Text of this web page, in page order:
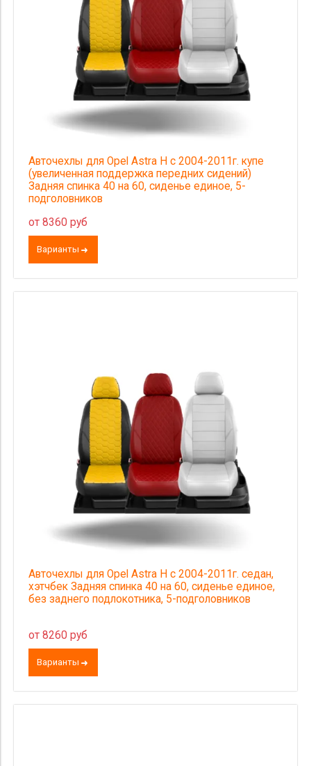
Авточехлы для Opel Astra H с 2004-2011г. купе
(увеличенная поддержка передних сидений)
Задняя спинка 40 на 60, сиденье единое, 5-
подголовников
от 8360 руб
Варианты
Авточехлы для Opel Astra H с 2004-2011г. седан,
хэтчбек Задняя спинка 40 на 60, сиденье единое,
без заднего подлокотника, 5-подголовников
от 8260 руб
Варианты